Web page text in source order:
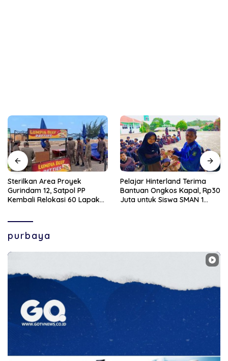
Sterilkan Area Proyek
Gurindam 12, Satpol PP
Kembali Relokasi 60 Lapak
Pelajar Hinterland Terima
Bantuan Ongkos Kapal, Rp30
Juta untuk Siswa SMAN 1
purbaya